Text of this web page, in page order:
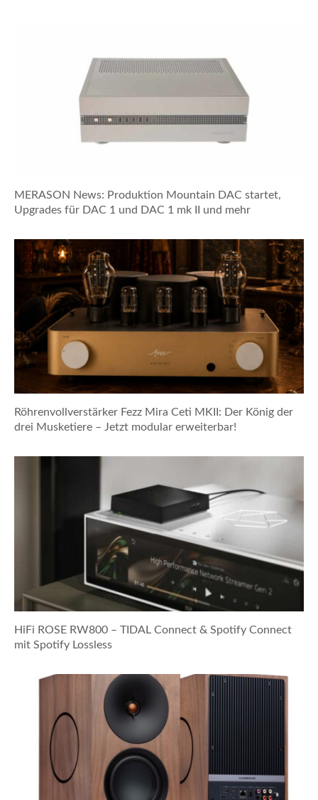
MERASON News: Produktion Mountain DAC startet,
Upgrades für DAC 1 und DAC 1 mk II und mehr
Röhrenvollverstärker Fezz Mira Ceti MKII: Der König der
drei Musketiere – Jetzt modular erweiterbar!
HiFi ROSE RW800 – TIDAL Connect & Spotify Connect
mit Spotify Lossless